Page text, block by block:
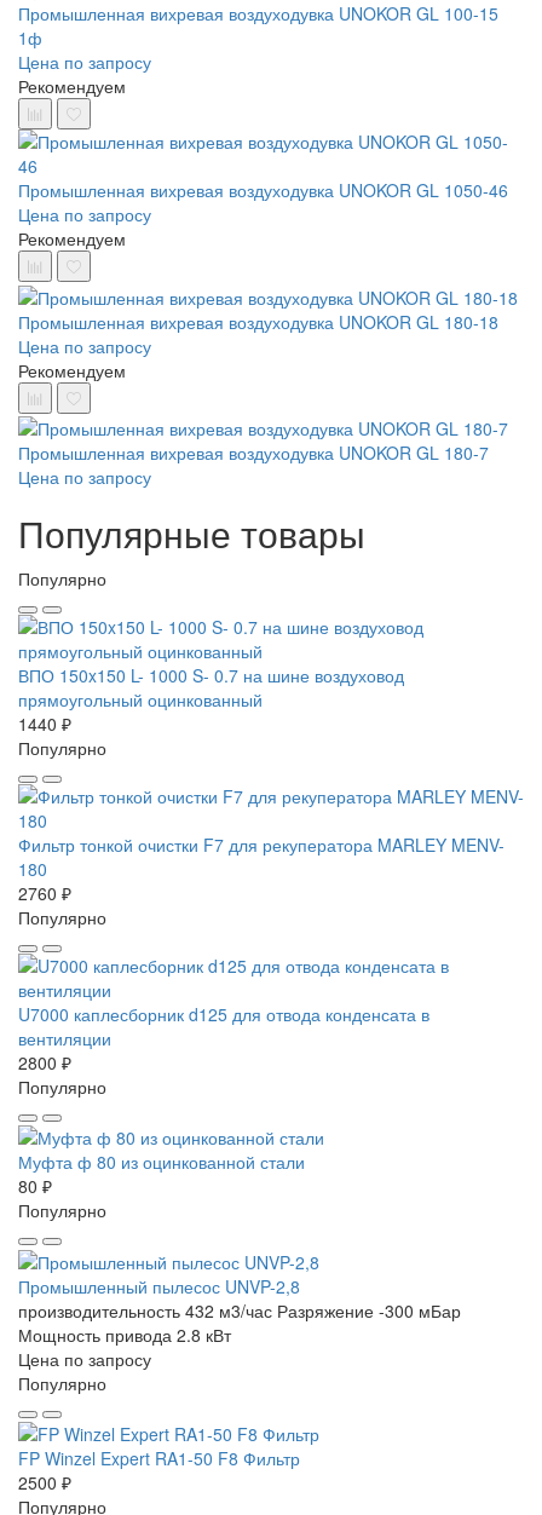
Промышленная вихревая воздуходувка UNOKOR GL 100-15
1ф
Цена по запросу
Рекомендуем
Промышленная вихревая воздуходувка UNOKOR GL 1050-46
Цена по запросу
Рекомендуем
Промышленная вихревая воздуходувка UNOKOR GL 180-18
Цена по запросу
Рекомендуем
Промышленная вихревая воздуходувка UNOKOR GL 180-7
Цена по запросу
Популярные товары
Популярно
ВПО 150x150 L- 1000 S- 0.7 на шине воздуховод
прямоугольный оцинкованный
1440 ₽
Популярно
Фильтр тонкой очистки F7 для рекуператора MARLEY MENV-
180
2760 ₽
Популярно
U7000 каплесборник d125 для отвода конденсата в
вентиляции
2800 ₽
Популярно
Муфта ф 80 из оцинкованной стали
80 ₽
Популярно
Промышленный пылесос UNVP-2,8
производительность 432 м3/час Разряжение -300 мБар
Мощность привода 2.8 кВт
Цена по запросу
Популярно
FP Winzel Expert RA1-50 F8 Фильтр
2500 ₽
Популярно